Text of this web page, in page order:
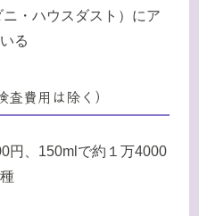
ニ・ハウスダスト）にア
る
費用は除く）
円、150mlで約１万4000